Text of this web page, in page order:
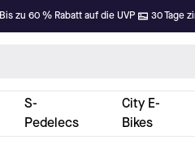
Bis zu 60 % Rabatt auf die UVP 30 Tage
S-
Pedelecs
City E-
Bikes